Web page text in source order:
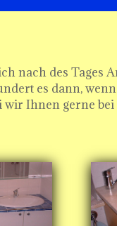
nach des Tages
es dann,
wir Ihnen gerne